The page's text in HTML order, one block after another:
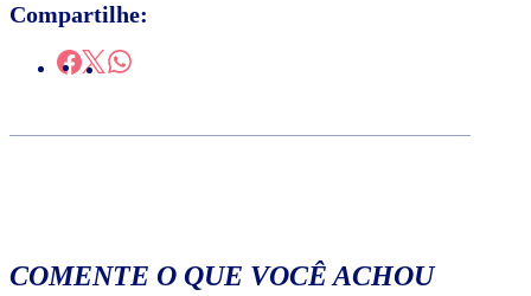
Compartilhe:
COMENTE O QUE VOCÊ ACHOU